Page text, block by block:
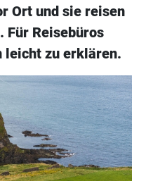
Ort und sie reisen
Für Reisebüros
leicht zu erklären.